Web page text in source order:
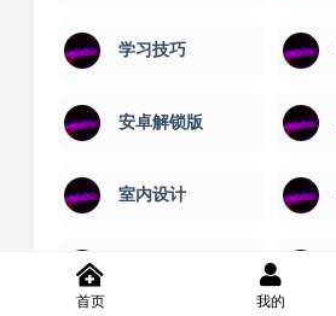
学习技巧
安卓解锁版
室内设计
首页 我的